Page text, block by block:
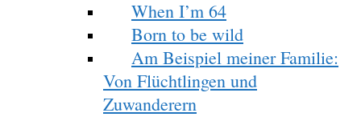
When I’m 64
Born to be wild
Am Beispiel meiner Familie:
Von Flüchtlingen und
Zuwanderern